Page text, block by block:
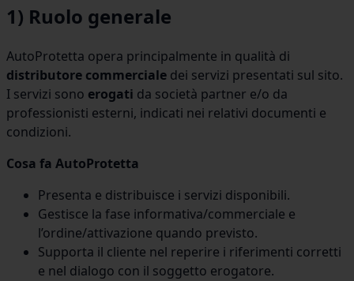
1) Ruolo generale
AutoProtetta opera principalmente in qualità di
distributore commerciale dei servizi presentati sul sito.
I servizi sono erogati da società partner e/o da
professionisti esterni, indicati nei relativi documenti e
condizioni.
Cosa fa AutoProtetta
Presenta e distribuisce i servizi disponibili.
Gestisce la fase informativa/commerciale e
l’ordine/attivazione quando previsto.
Supporta il cliente nel reperire i riferimenti corretti
e nel dialogo con il soggetto erogatore.